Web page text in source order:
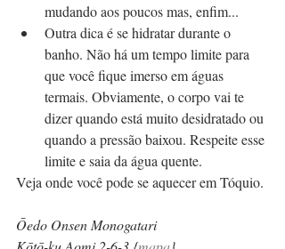
mudando aos poucos mas, enfim...
Outra dica é se hidratar durante o
banho. Não há um tempo limite para
que você fique imerso em águas
termais. Obviamente, o corpo vai te
dizer quando está muito desidratado ou
quando a pressão baixou. Respeite esse
limite e saia da água quente.
Veja onde você pode se aquecer em Tóquio.
Ōedo Onsen Monogatari